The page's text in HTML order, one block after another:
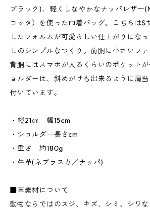
ブラック)、軽くしなやかなナッパレザー
コッタ）を使った巾着バッグ。こちらはS
したフォルムが可愛らしい仕上がりにな
しのシンプルなつくり。前胴に小さいファ
背胴にはスマホが入るくらいのポケット
ョルダーは、斜めがけも出来るように肩
付いています。
・縦21㎝ 幅15cm
・ショルダー長さcm
・重さ 約180g
・牛革(ネブラスカ／ナッパ)
■革素材について
動物ならではのスジ、キズ、シミ、シワ